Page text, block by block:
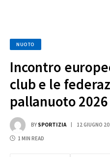
NUOTO
Incontro
club e le
pallanuoto 2026
BY SPORTIZIA 12 GIUGNO
1 MIN READ